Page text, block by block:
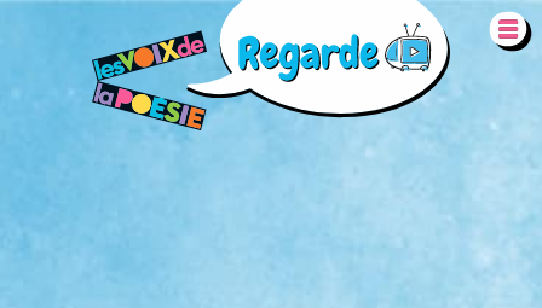
Aller au contenu principal